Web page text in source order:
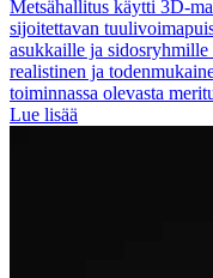
Metsähallitus käytti 3D-
sijoitettavan
asukkaille ja
realistinen ja
toiminnassa olevasta
Lue lisää